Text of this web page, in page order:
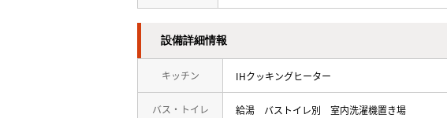
設備詳細情報
キッチン IHクッキングヒーター
バス・トイレ 給湯 バストイレ別 室内洗濯機置き場